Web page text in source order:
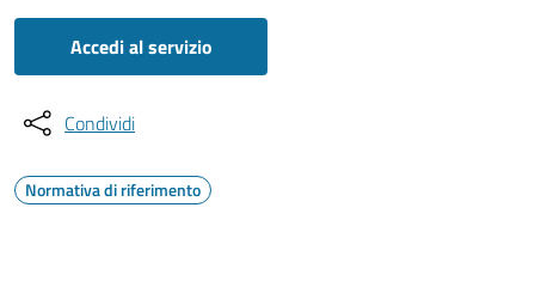
Accedi al servizio
Condividi
Normativa di riferimento